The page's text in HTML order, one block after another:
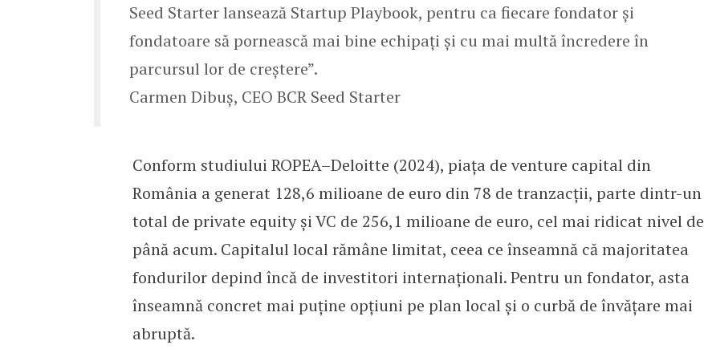
Seed Starter lansează Startup Playbook, pentru ca fiecare fondator și
fondatoare să pornească mai bine echipați și cu mai multă încredere în
parcursul lor de creștere”.
Carmen Dibuș, CEO BCR Seed Starter
Conform studiului ROPEA–Deloitte (2024), piața de venture capital din
România a generat 128,6 milioane de euro din 78 de tranzacții, parte dintr-un
total de private equity și VC de 256,1 milioane de euro, cel mai ridicat nivel de
până acum. Capitalul local rămâne limitat, ceea ce înseamnă că majoritatea
fondurilor depind încă de investitori internaționali. Pentru un fondator, asta
înseamnă concret mai puține opțiuni pe plan local și o curbă de învățare mai
abruptă.